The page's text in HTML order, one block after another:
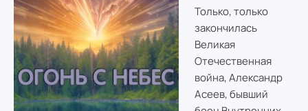
Только, только
закончилась
Великая
Отечественная
война, Александр
Асеев, бывший